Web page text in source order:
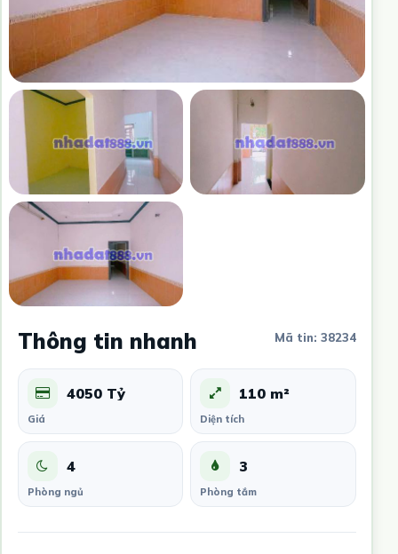
Thông tin nhanh Mã tin: 38234
4050 Tỷ
Giá
110 m²
Diện tích
4
Phòng ngủ
3
Phòng tắm